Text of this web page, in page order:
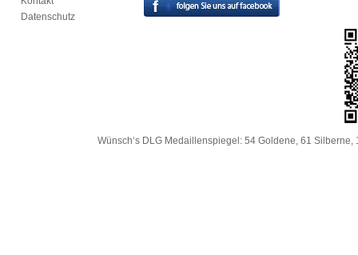
Datenschutz
Wünsch‘s DLG Medaillenspiegel: 54 Goldene, 61